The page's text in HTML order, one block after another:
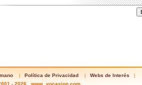
Política de Privacidad Webs de Interés
- 2026 www. vocasion .com